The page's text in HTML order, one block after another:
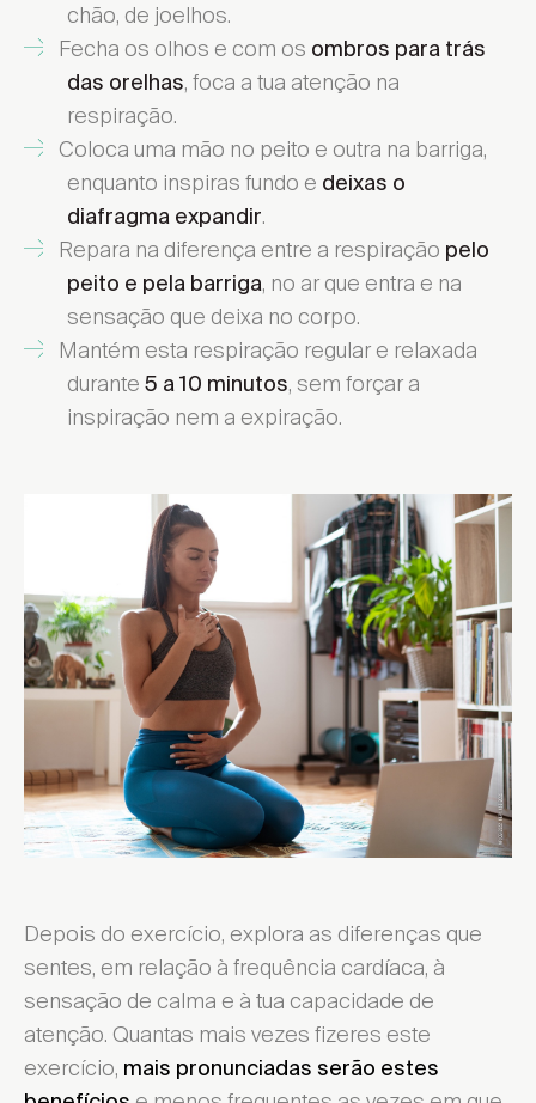
Encontrar local de venda
Escolher Distrito ...
Encontrar local de venda
chão, de joelhos.
Fecha os olhos e com os ombros para trás
das orelhas, foca a tua atenção na
respiração.
Coloca uma mão no peito e outra na barriga,
enquanto inspiras fundo e deixas o
diafragma expandir.
Repara na diferença entre a respiração pelo
peito e pela barriga, no ar que entra e na
sensação que deixa no corpo.
Mantém esta respiração regular e relaxada
durante 5 a 10 minutos, sem forçar a
inspiração nem a expiração.
Depois do exercício, explora as diferenças que
sentes, em relação à frequência cardíaca, à
sensação de calma e à tua capacidade de
atenção. Quantas mais vezes fizeres este
exercício, mais pronunciadas serão estes